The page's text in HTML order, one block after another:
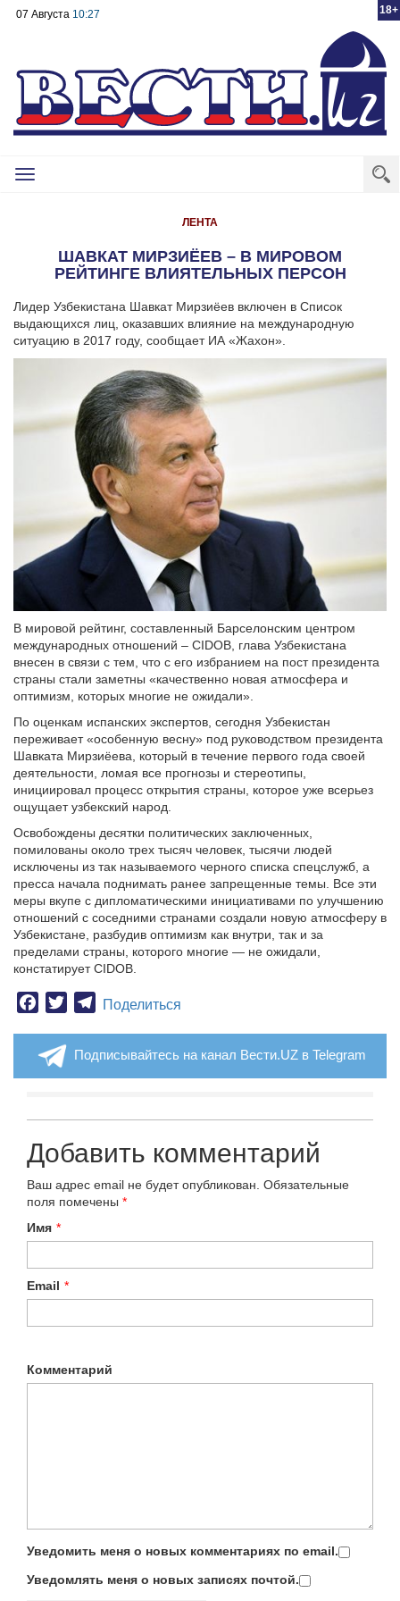
18+
07 Августа 10:27
Toggle
ЛЕНТА
ШАВКАТ МИРЗИЁЕВ – В МИРОВОМ
РЕЙТИНГЕ ВЛИЯТЕЛЬНЫХ ПЕРСОН
Лидер Узбекистана Шавкат Мирзиёев включен в Список
выдающихся лиц, оказавших влияние на международную
ситуацию в 2017 году, сообщает ИА «Жахон».
В мировой рейтинг, составленный Барселонским центром
международных отношений – CIDOB, глава Узбекистана
внесен в связи с тем, что с его избранием на пост президента
страны стали заметны «качественно новая атмосфера и
оптимизм, которых многие не ожидали».
По оценкам испанских экспертов, сегодня Узбекистан
переживает «особенную весну» под руководством президента
Шавката Мирзиёева, который в течение первого года своей
деятельности, ломая все прогнозы и стереотипы,
инициировал процесс открытия страны, которое уже всерьез
ощущает узбекский народ.
Освобождены десятки политических заключенных,
помилованы около трех тысяч человек, тысячи людей
исключены из так называемого черного списка спецслужб, а
пресса начала поднимать ранее запрещенные темы. Все эти
меры вкупе с дипломатическими инициативами по улучшению
отношений с соседними странами создали новую атмосферу в
Узбекистане, разбудив оптимизм как внутри, так и за
пределами страны, которого многие — не ожидали,
констатирует CIDOB.
Facebook
TwitterTelegram
Поделиться
Подписывайтесь на канал Вести.UZ в Telegram
Добавить комментарий
Ваш адрес email не будет опубликован. Обязательные
поля помечены *
Имя *
Email *
Комментарий
Уведомить меня о новых комментариях по email.
Уведомлять меня о новых записях почтой.